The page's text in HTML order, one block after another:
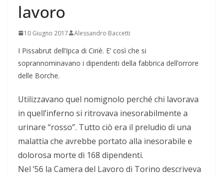
lavoro
10 Giugno 2017 Alessandro Baccetti
I Pissabrut dell’Ipca di Ciriè. E’ così che si
soprannominavano i dipendenti della fabbrica dell’orrore
delle Borche.
Utilizzavano quel nomignolo perché chi lavorava
in quell’inferno si ritrovava inesorabilmente a
urinare “rosso”. Tutto ciò era il preludio di una
malattia che avrebbe portato alla inesorabile e
dolorosa morte di 168 dipendenti.
Nel ’56 la Camera del Lavoro di Torino descriveva